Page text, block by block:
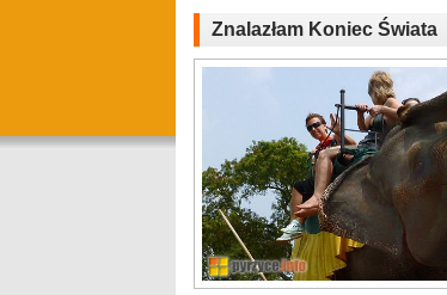
Znalazłam Koniec Świata